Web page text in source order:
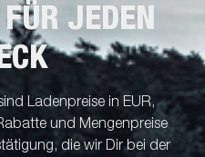
JEDEN
Ladenpreise in EUR,
und Mengenpreise
die wir Dir bei der